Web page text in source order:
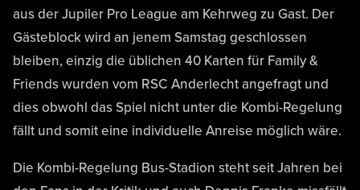
aus der Jupiler Pro League am Kehrweg zu Gast. Der
Gästeblock wird an jenem Samstag geschlossen
bleiben, einzig die üblichen 40 Karten für Family &
Friends wurden vom RSC Anderlecht angefragt und
dies obwohl das Spiel nicht unter die Kombi-Regelung
fällt und somit eine individuelle Anreise möglich wäre.
Die Kombi-Regelung Bus-Stadion steht seit Jahren bei